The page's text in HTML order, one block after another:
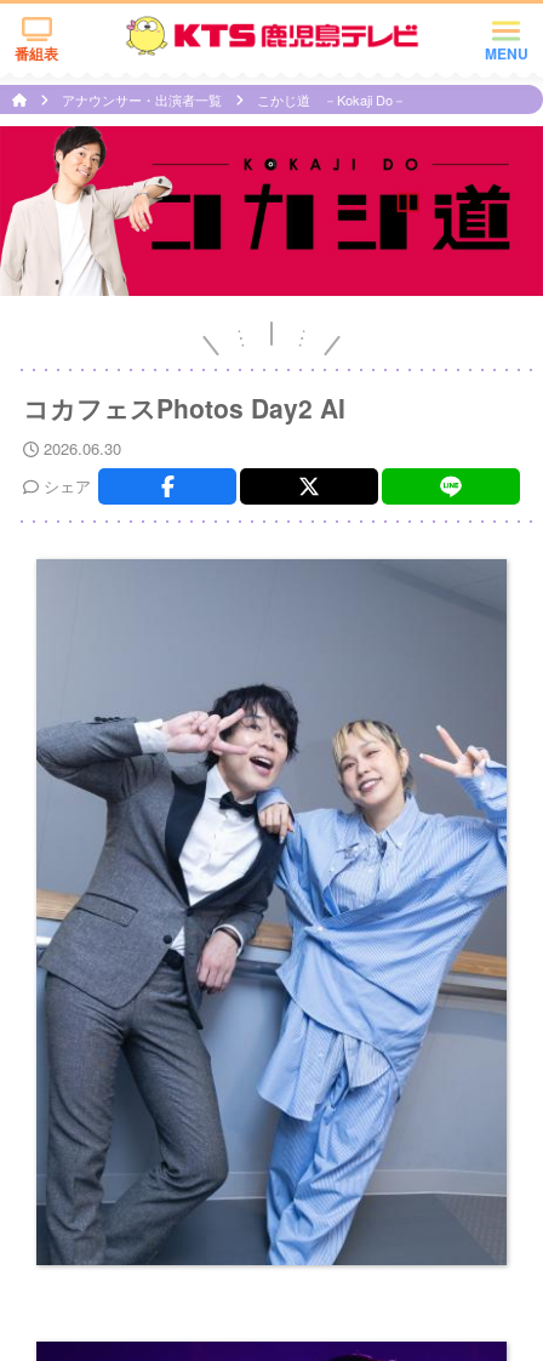
MENU
番組表
アナウンサー・出演者一覧 こかじ道 －Kokaji Do－
コカフェスPhotos Day2 AI
2026.06.30
シェア